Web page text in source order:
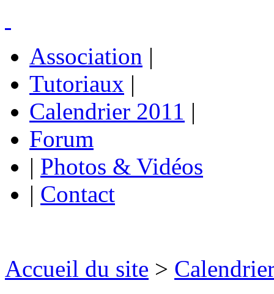
Association |
Tutoriaux |
Calendrier 2011 |
Forum
| Photos & Vidéos
| Contact
Accueil du site >